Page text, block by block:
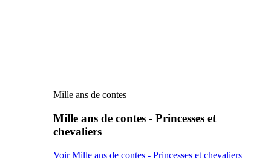
Mille ans de contes
Mille ans de contes - Princesses et
chevaliers
Voir Mille ans de contes - Princesses et chevaliers